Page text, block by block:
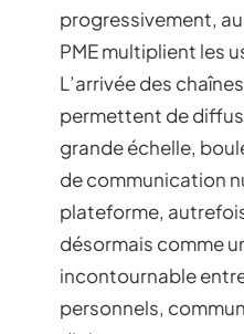
progressivement,
PME multiplient les
L’arrivée des
permettent de
grande échelle,
de communication
plateforme,
désormais comme
incontournable
personnels,